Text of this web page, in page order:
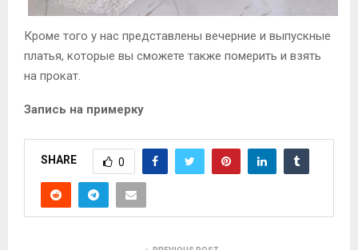
Кроме того у нас представлены вечерние и выпускные
платья, которые вы сможете также померить и взять
на прокат.
Запись на примерку
SHARE 0